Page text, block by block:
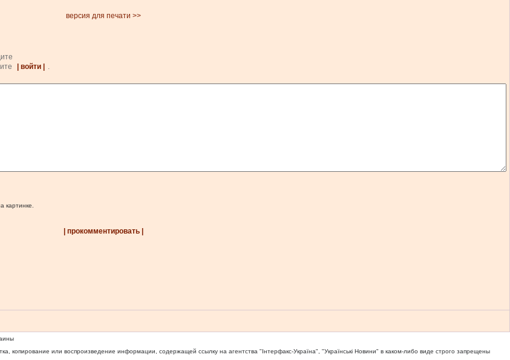
версия для печати >>
| войти |
.
картинке.
| прокомментировать |
копирование или воспроизведение информации, содержащей ссылку на агентства "Iнтерфакс-Україна", "Українськi Новини" в каком-либо виде строго запрещены